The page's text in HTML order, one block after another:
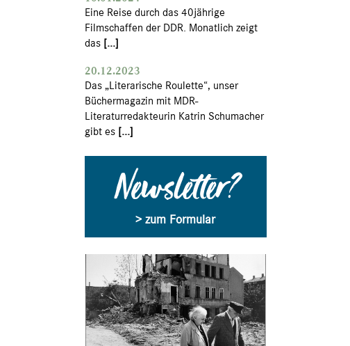
Eine Reise durch das 40jährige
Filmschaffen der DDR. Monatlich zeigt
das [...]
20.12.2023
Das „Literarische Roulette“, unser
Büchermagazin mit MDR-
Literaturredakteurin Katrin Schumacher
gibt es [...]
Newsletter?
> zum Formular